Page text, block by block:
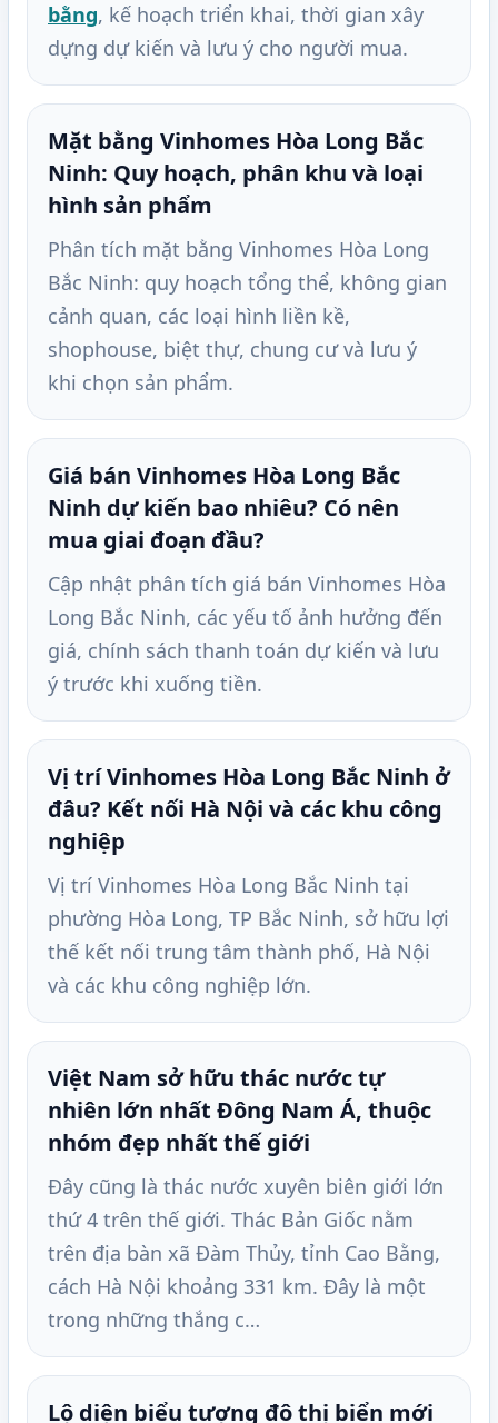
bằng, kế hoạch triển khai, thời gian xây
dựng dự kiến và lưu ý cho người mua.
Mặt bằng Vinhomes Hòa Long Bắc
Ninh: Quy hoạch, phân khu và loại
hình sản phẩm
Phân tích mặt bằng Vinhomes Hòa Long
Bắc Ninh: quy hoạch tổng thể, không gian
cảnh quan, các loại hình liền kề,
shophouse, biệt thự, chung cư và lưu ý
khi chọn sản phẩm.
Giá bán Vinhomes Hòa Long Bắc
Ninh dự kiến bao nhiêu? Có nên
mua giai đoạn đầu?
Cập nhật phân tích giá bán Vinhomes Hòa
Long Bắc Ninh, các yếu tố ảnh hưởng đến
giá, chính sách thanh toán dự kiến và lưu
ý trước khi xuống tiền.
Vị trí Vinhomes Hòa Long Bắc Ninh ở
đâu? Kết nối Hà Nội và các khu công
nghiệp
Vị trí Vinhomes Hòa Long Bắc Ninh tại
phường Hòa Long, TP Bắc Ninh, sở hữu lợi
thế kết nối trung tâm thành phố, Hà Nội
và các khu công nghiệp lớn.
Việt Nam sở hữu thác nước tự
nhiên lớn nhất Đông Nam Á, thuộc
nhóm đẹp nhất thế giới
Đây cũng là thác nước xuyên biên giới lớn
thứ 4 trên thế giới. Thác Bản Giốc nằm
trên địa bàn xã Đàm Thủy, tỉnh Cao Bằng,
cách Hà Nội khoảng 331 km. Đây là một
trong những thắng c…
Lộ diện biểu tượng đô thị biển mới